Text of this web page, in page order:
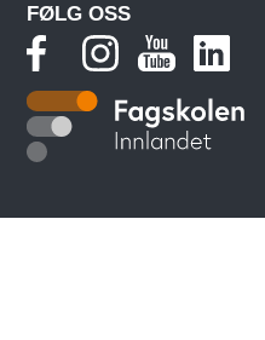
FØLG OSS